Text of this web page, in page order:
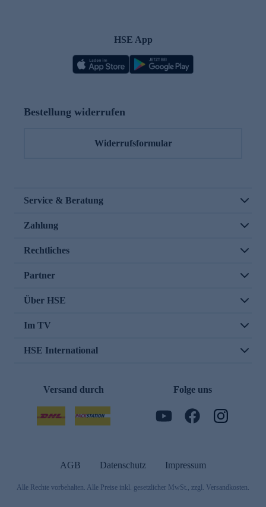
HSE App
Bestellung widerrufen
Widerrufsformular
Service & Beratung
Zahlung
Rechtliches
Partner
Über HSE
Im TV
HSE International
Versand durch Folge uns
AGB Datenschutz Impressum
Alle Rechte vorbehalten. Alle Preise inkl. gesetzlicher MwSt., zzgl. Versandkosten.